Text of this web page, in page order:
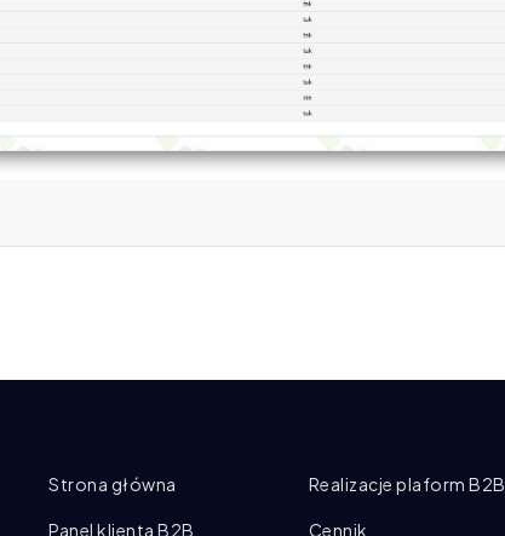
Strona główna
Panel klienta B2B
Realizacje plaform B2B
Cennik